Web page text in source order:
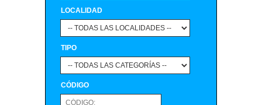
LOCALIDAD
TIPO
CÓDIGO